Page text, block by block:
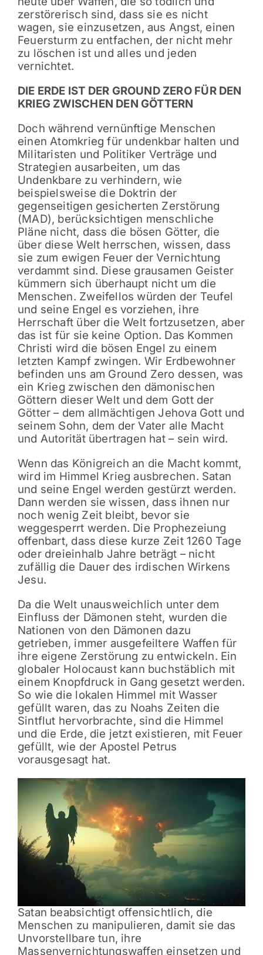
zerstörerisch sind, dass sie es nicht
wagen, sie einzusetzen, aus Angst, einen
Feuersturm zu entfachen, der nicht mehr
zu löschen ist und alles und jeden
vernichtet.
DIE ERDE IST DER GROUND ZERO FÜR DEN
KRIEG ZWISCHEN DEN GÖTTERN
Doch während vernünftige Menschen
einen Atomkrieg für undenkbar halten und
Militaristen und Politiker Verträge und
Strategien ausarbeiten, um das
Undenkbare zu verhindern, wie
beispielsweise die Doktrin der
gegenseitigen gesicherten Zerstörung
(MAD), berücksichtigen menschliche
Pläne nicht, dass die bösen Götter, die
über diese Welt herrschen, wissen, dass
sie zum ewigen Feuer der Vernichtung
verdammt sind. Diese grausamen Geister
kümmern sich überhaupt nicht um die
Menschen. Zweifellos würden der Teufel
und seine Engel es vorziehen, ihre
Herrschaft über die Welt fortzusetzen, aber
das ist für sie keine Option. Das Kommen
Christi wird die bösen Engel zu einem
letzten Kampf zwingen. Wir Erdbewohner
befinden uns am Ground Zero dessen, was
ein Krieg zwischen den dämonischen
Göttern dieser Welt und dem Gott der
Götter – dem allmächtigen Jehova Gott und
seinem Sohn, dem der Vater alle Macht
und Autorität übertragen hat – sein wird.
Wenn das Königreich an die Macht kommt,
wird im Himmel Krieg ausbrechen. Satan
und seine Engel werden gestürzt werden.
Dann werden sie wissen, dass ihnen nur
noch wenig Zeit bleibt, bevor sie
weggesperrt werden. Die Prophezeiung
offenbart, dass diese kurze Zeit 1260 Tage
oder dreieinhalb Jahre beträgt – nicht
zufällig die Dauer des irdischen Wirkens
Jesu.
Da die Welt unausweichlich unter dem
Einfluss der Dämonen steht, wurden die
Nationen von den Dämonen dazu
getrieben, immer ausgefeiltere Waffen für
ihre eigene Zerstörung zu entwickeln. Ein
globaler Holocaust kann buchstäblich mit
einem Knopfdruck in Gang gesetzt werden.
So wie die lokalen Himmel mit Wasser
gefüllt waren, das zu Noahs Zeiten die
Sintflut hervorbrachte, sind die Himmel
und die Erde, die jetzt existieren, mit Feuer
gefüllt, wie der Apostel Petrus
vorausgesagt hat.
Satan beabsichtigt offensichtlich, die
Menschen zu manipulieren, damit sie das
Unvorstellbare tun, ihre
Massenvernichtungswaffen einsetzen und